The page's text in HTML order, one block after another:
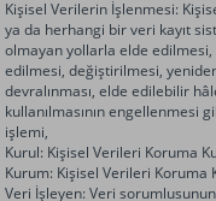
Kişisel Verilerin İşlenmesi:
ya da herhangi bir veri kayıt
olmayan yollarla elde
edilmesi, değiştirilmesi,
devralınması, elde edilebilir
kullanılmasının
işlemi,
Kurul: Kişisel Verileri Koruma
Kurum: Kişisel Verileri Koruma
Veri İşleyen: Veri